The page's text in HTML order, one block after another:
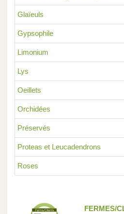
Glaïeuls
Gypsophile
Limonium
Lys
Oeillets
Orchidées
Préservés
Proteas et Leucadendrons
Roses
FERMES/